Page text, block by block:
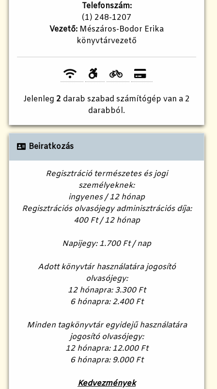
Telefonszám:
(1) 248-1207
Vezető: Mészáros-Bodor Erika
könyvtárvezető
Jelenleg 2 darab szabad számítógép van a 2
darabból.
Beiratkozás
Regisztráció természetes és jogi
személyeknek:
ingyenes / 12 hónap
Regisztrációs olvasójegy adminisztrációs díja:
400 Ft / 12 hónap
Napijegy: 1.700 Ft / nap
Adott könyvtár használatára jogosító
olvasójegy:
12 hónapra: 3.300 Ft
6 hónapra: 2.400 Ft
Minden tagkönyvtár egyidejű használatára
jogosító olvasójegy:
12 hónapra: 12.000 Ft
6 hónapra: 9.000 Ft
Kedvezmények